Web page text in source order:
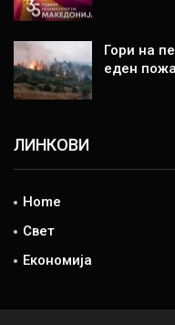
Гори на
еден
ЛИНКОВИ
Home
Свет
Економија